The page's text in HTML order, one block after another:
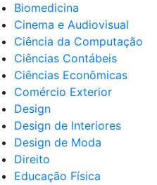
Biomedicina
Cinema e Audiovisual
Ciência da Computação
Ciências Contábeis
Ciências Econômicas
Comércio Exterior
Design
Design de Interiores
Design de Moda
Direito
Educação Física